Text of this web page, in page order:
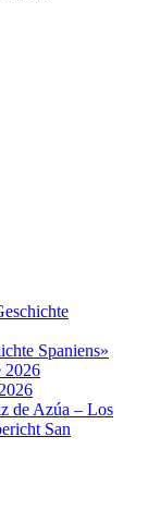
Spaniens»
2026
de Azúa – Los
San